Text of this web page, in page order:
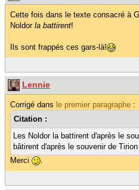
Cette fois dans le texte consacré à
Noldor la battirent!
Ils sont frappés ces gars-là!
Lennie
Corrigé dans le premier paragraphe :
Citation :
Les Noldor la battirent d'après le
bâtirent d'après le souvenir de Tirion
Merci
.